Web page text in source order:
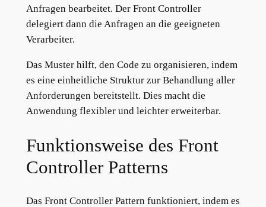
Anfragen bearbeitet. Der Front Controller
delegiert dann die Anfragen an die geeigneten
Verarbeiter.
Das Muster hilft, den Code zu organisieren, indem
es eine einheitliche Struktur zur Behandlung aller
Anforderungen bereitstellt. Dies macht die
Anwendung flexibler und leichter erweiterbar.
Funktionsweise des Front
Controller Patterns
Das Front Controller Pattern funktioniert, indem es